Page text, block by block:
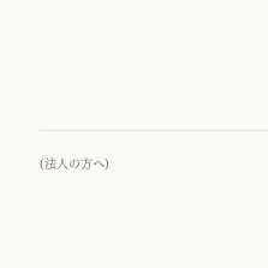
(法人の方へ)